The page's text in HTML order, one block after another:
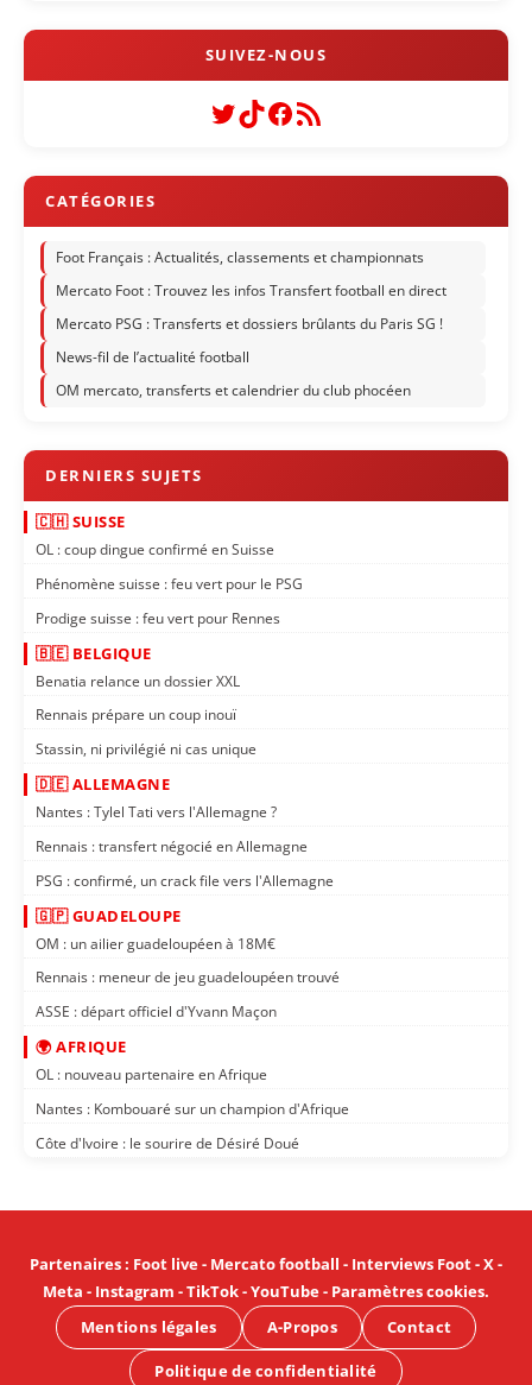
Twitter
TikTok
Facebook
Flux RSS
Foot Français : Actualités, classements et championnats
Mercato Foot : Trouvez les infos Transfert football en direct
Mercato PSG : Transferts et dossiers brûlants du Paris SG !
News-fil de l’actualité football
OM mercato, transferts et calendrier du club phocéen
🇨🇭 SUISSE
OL : coup dingue confirmé en Suisse
Phénomène suisse : feu vert pour le PSG
Prodige suisse : feu vert pour Rennes
🇧🇪 BELGIQUE
Benatia relance un dossier XXL
Rennais prépare un coup inouï
Stassin, ni privilégié ni cas unique
🇩🇪 ALLEMAGNE
Nantes : Tylel Tati vers l'Allemagne ?
Rennais : transfert négocié en Allemagne
PSG : confirmé, un crack file vers l'Allemagne
🇬🇵 GUADELOUPE
OM : un ailier guadeloupéen à 18M€
Rennais : meneur de jeu guadeloupéen trouvé
ASSE : départ officiel d'Yvann Maçon
🌍 AFRIQUE
OL : nouveau partenaire en Afrique
Nantes : Kombouaré sur un champion d'Afrique
Côte d'Ivoire : le sourire de Désiré Doué
Partenaires: Foot live- Mercato football - Interviews Foot-X-
Meta - Instagram -TikTok-YouTube- Paramètres cookies.
Mentions légales
A-Propos Contact
Politique de confidentialité